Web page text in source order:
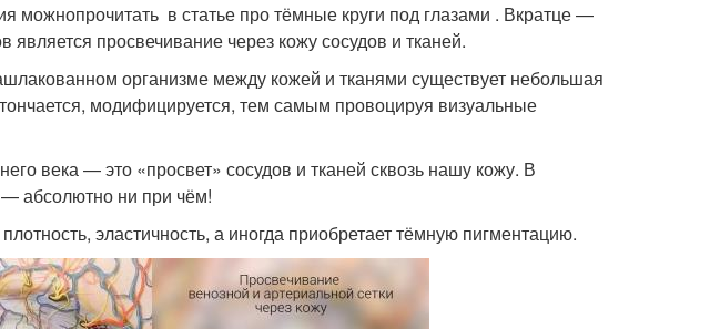
можнопрочитать в статье про тёмные круги под глазами . Вкратце —
просвечивание через кожу сосудов и тканей.
организме между кожей и тканями существует небольшая
модифицируется, тем самым провоцируя визуальные
века — это «просвет» сосудов и тканей сквозь нашу кожу. В
абсолютно ни при чём!
эластичность, а иногда приобретает тёмную пигментацию.